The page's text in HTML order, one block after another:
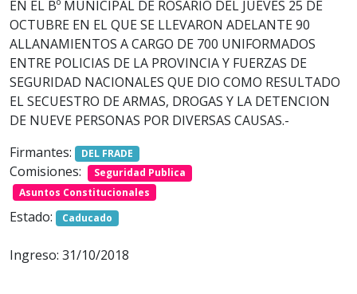
EN EL Bº MUNICIPAL DE ROSARIO DEL JUEVES 25 DE
OCTUBRE EN EL QUE SE LLEVARON ADELANTE 90
ALLANAMIENTOS A CARGO DE 700 UNIFORMADOS
ENTRE POLICIAS DE LA PROVINCIA Y FUERZAS DE
SEGURIDAD NACIONALES QUE DIO COMO RESULTADO
EL SECUESTRO DE ARMAS, DROGAS Y LA DETENCION
DE NUEVE PERSONAS POR DIVERSAS CAUSAS.-
Firmantes:
DEL FRADE
Comisiones:
Seguridad Publica
Asuntos Constitucionales
Estado: Caducado
Ingreso: 31/10/2018